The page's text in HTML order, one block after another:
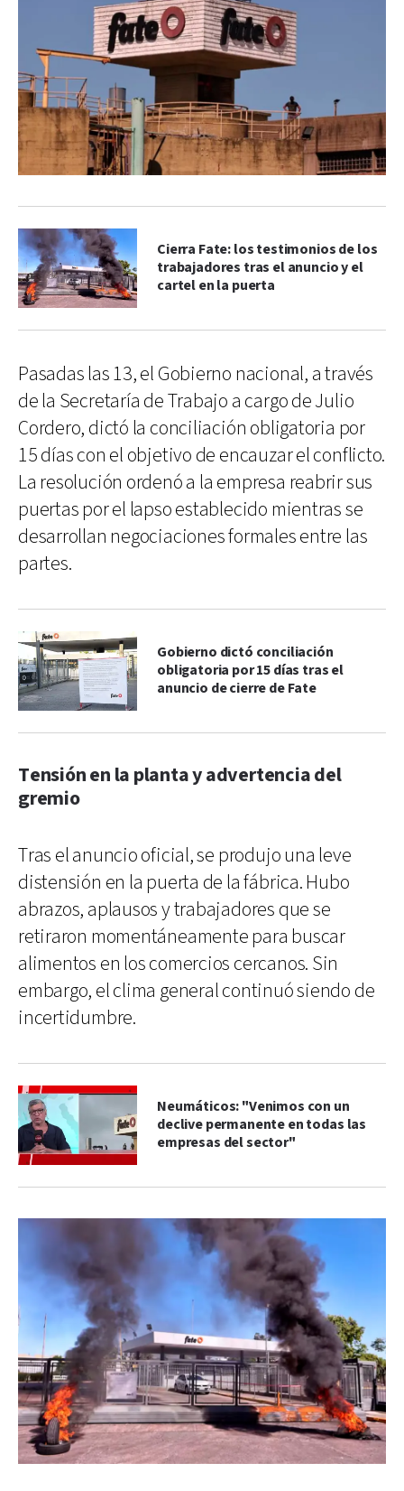
Cierra Fate: los testimonios de los
trabajadores tras el anuncio y el
cartel en la puerta
Pasadas las 13, el Gobierno nacional, a través
de la Secretaría de Trabajo a cargo de Julio
Cordero, dictó la conciliación obligatoria por
15 días con el objetivo de encauzar el conflicto.
La resolución ordenó a la empresa reabrir sus
puertas por el lapso establecido mientras se
desarrollan negociaciones formales entre las
partes.
Gobierno dictó conciliación
obligatoria por 15 días tras el
anuncio de cierre de Fate
Tensión en la planta y advertencia del
gremio
Tras el anuncio oficial, se produjo una leve
distensión en la puerta de la fábrica. Hubo
abrazos, aplausos y trabajadores que se
retiraron momentáneamente para buscar
alimentos en los comercios cercanos. Sin
embargo, el clima general continuó siendo de
incertidumbre.
Neumáticos: "Venimos con un
declive permanente en todas las
empresas del sector"